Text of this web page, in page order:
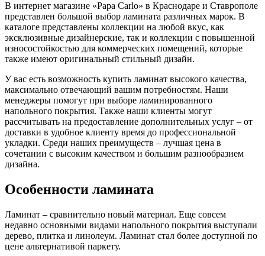
В интернет магазине «Papa Carlo» в Краснодаре и Ставрополе
представлен большой выбор ламината различных марок. В
каталоге представлены коллекции на любой вкус, как
эксклюзивные дизайнерские, так и коллекции с повышенной
износостойкостью для коммерческих помещений, которые
также имеют оригинальный стильный дизайн.
У вас есть возможность купить ламинат высокого качества,
максимально отвечающий вашим потребностям. Наши
менеджеры помогут при выборе ламинированного
напольного покрытия. Также наши клиенты могут
рассчитывать на предоставление дополнительных услуг – от
доставки в удобное клиенту время до профессиональной
укладки. Среди наших преимуществ – лучшая цена в
сочетании с высоким качеством и большим разнообразием
дизайна.
Особенности ламината
Ламинат – сравнительно новый материал. Еще совсем
недавно основными видами напольного покрытия выступали
дерево, плитка и линолеум. Ламинат стал более доступной по
цене альтернативой паркету.